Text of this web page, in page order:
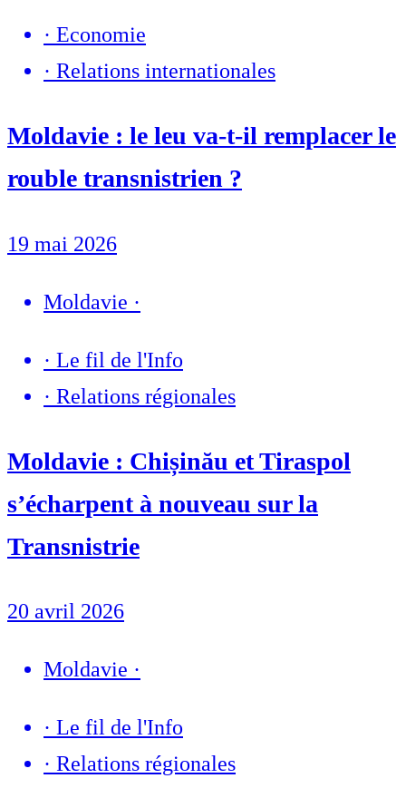
· Economie
· Relations internationales
Moldavie : le leu va-t-il remplacer le
rouble transnistrien ?
19 mai 2026
Moldavie ·
· Le fil de l'Info
· Relations régionales
Moldavie : Chișinău et Tiraspol
s’écharpent à nouveau sur la
Transnistrie
20 avril 2026
Moldavie ·
· Le fil de l'Info
· Relations régionales